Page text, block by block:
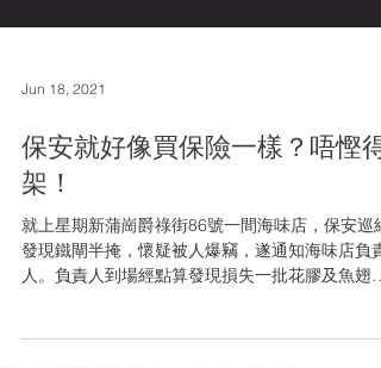
Jun 18, 2021
保安就好像買保險一樣？唔慳得
架！